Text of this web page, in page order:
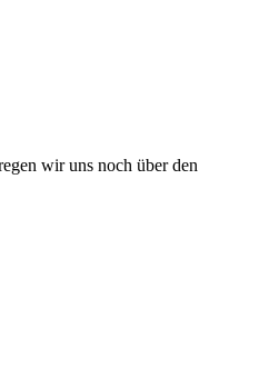
wir uns noch über den